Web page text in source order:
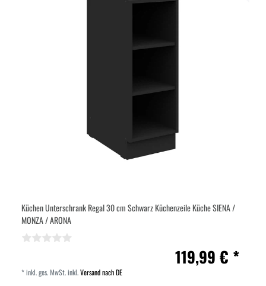
Küchen Unterschrank Regal 30 cm Schwarz Küchenzeile Küche SIENA /
MONZA / ARONA
119,99 € *
*inkl. ges. MwSt.inkl.Versand nach DE